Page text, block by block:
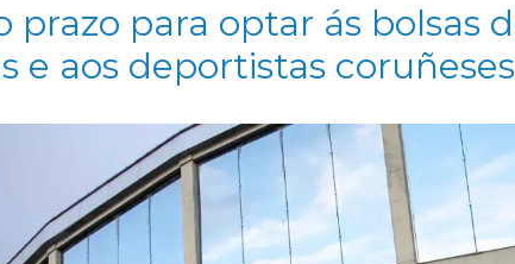
prazo para optar ás bolsas
e aos deportistas coruñeses